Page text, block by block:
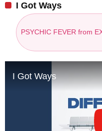
I Got Ways
PSYCHIC FEVER from
I Got Ways